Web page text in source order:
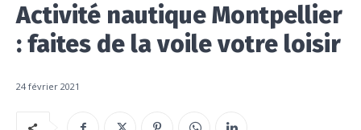
Activité nautique Montpellier
: faites de la voile votre loisir
24 février 2021